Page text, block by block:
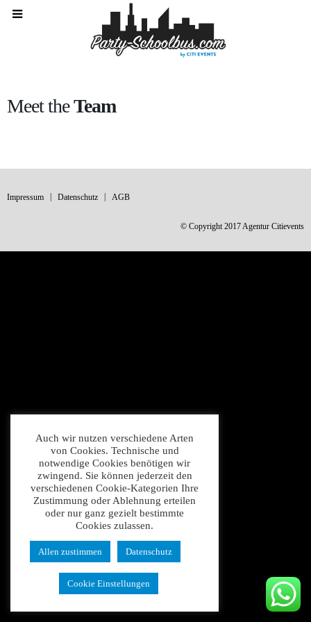
Meet theTeam
Impressum Datenschutz AGB
© Copyright 2017 Agentur Citievents
Auch wir nutzen verschiedene Arten
von Cookies. Technische und
notwendige Cookies benötigen wir
zwingend. Sie können jederzeit den
verschiedenen Cookie-Kategorien Ihre
Zustimmung oder Ablehnung erteilen
oder nur ganz gezielt bestimmte
Cookies zulassen.
Allen zustimmen Datenschutz
Cookie Einstellungen